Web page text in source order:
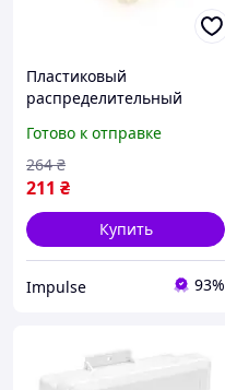
Пластиковый
распределительный
навесной для
промышленных систем
impulse
Готово к отправке
211 ₴
264 ₴
Купить
Impulse 93%